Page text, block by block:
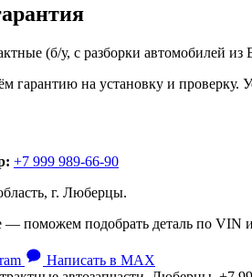
(б/у, с разборки автомобилей
гарантию на установку и проверку.
+7 999 989-66-90
г. Люберцы.
поможем подобрать деталь по VIN
Написать в MAX